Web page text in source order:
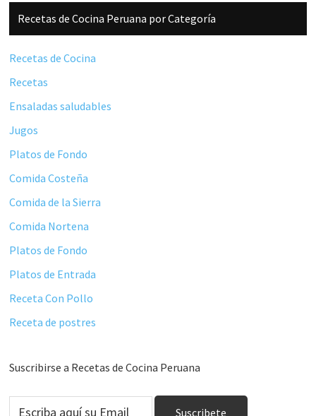
Barra
lateral
principal
Recetas de Cocina Peruana por Categoría
Recetas de Cocina
Recetas
Ensaladas saludables
Jugos
Platos de Fondo
Comida Costeña
Comida de la Sierra
Comida Nortena
Platos de Fondo
Platos de Entrada
Receta Con Pollo
Receta de postres
Suscribirse a Recetas de Cocina Peruana